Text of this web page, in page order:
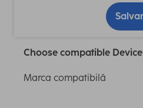
Choose compatible Device
Marca compatibilă